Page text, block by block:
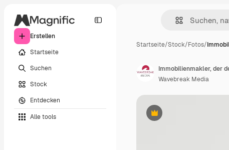
Erstellen
Startseite
Suchen
Stock
Entdecken
Alle tools
Startseite/Stock/Fotos/
Premium
Immobilienmakler, der
Wavebreak Media